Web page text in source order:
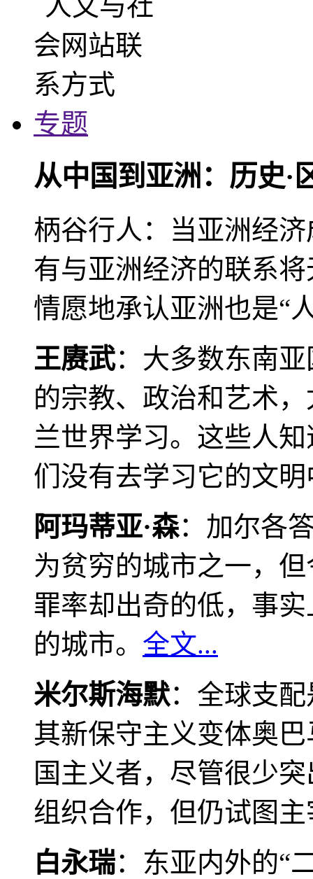
专题
从中国到亚洲：历史·
柄谷行人：当亚洲经
有与亚洲经济的联系
情愿地承认亚洲也是“
王赓武：大多数东南
的宗教、政治和艺术
兰世界学习。这些人
们没有去学习它的文
阿玛蒂亚·森：加尔各
为贫穷的城市之一，
罪率却出奇的低，事
的城市。 全文...
米尔斯海默：全球支
其新保守主义变体奥
国主义者，尽管很少
组织合作，但仍试图
白永瑞：东亚内外的“